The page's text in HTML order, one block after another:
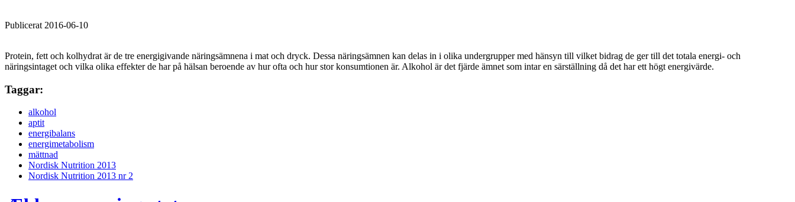
Publicerat 2016-06-10
Protein, fett och kolhydrat är de tre energigivande näringsämnena i mat och dryck. Dessa näringsämnen kan delas in i olika undergrupper med hänsyn till vilket bidrag de ger till det totala energi- och
näringsintaget och vilka olika effekter de har på hälsan beroende av hur ofta och hur stor konsumtionen är. Alkohol är det fjärde ämnet som intar en särställning då det har ett högt energivärde.
Taggar:
alkohol
aptit
energibalans
energimetabolism
mättnad
Nordisk Nutrition 2013
Nordisk Nutrition 2013 nr 2